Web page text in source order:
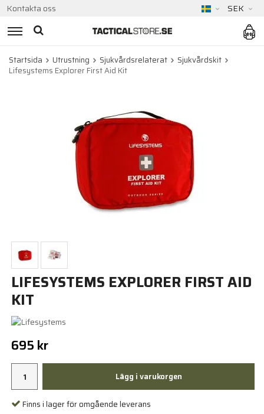
Kontakta oss SEK
Startsida Utrustning Sjukvårdsrelaterat
Sjukvårdskit
Lifesystems Explorer First Aid Kit
LIFESYSTEMS EXPLORER FIRST AID
KIT
695 kr
Lägg i varukorgen
Finns i lager för omgående leverans